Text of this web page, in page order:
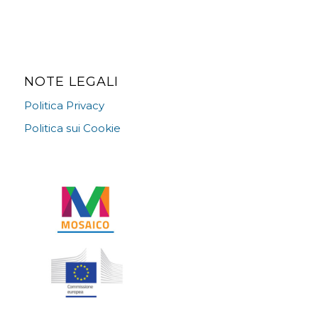
NOTE LEGALI
Politica Privacy
Politica sui Cookie